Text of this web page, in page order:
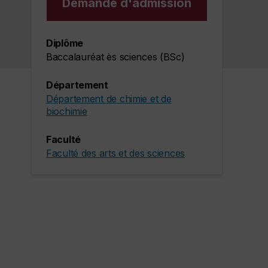
Demande d'admission
Diplôme
Baccalauréat ès sciences (BSc)
Département
Département de chimie et de
biochimie
Faculté
Faculté des arts et des sciences